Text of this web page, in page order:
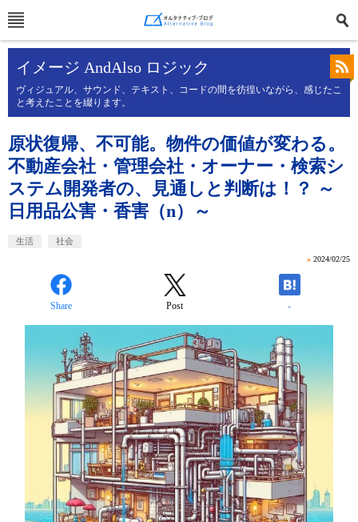
イメージ AndAlso ロジック
ヴィジュアル、サウンド、テキスト、コードの間を彷徨いながら、感じたこ
と考えたことを綴ります。
原状復帰、不可能。物件の価値が変わる。
不動産会社・管理会社・オーナー・検索シ
ステム開発者の、見通しと判断は！？ ～
日用品公害・香害（n）～
生活 社会
» 2024/02/25
Share Post -